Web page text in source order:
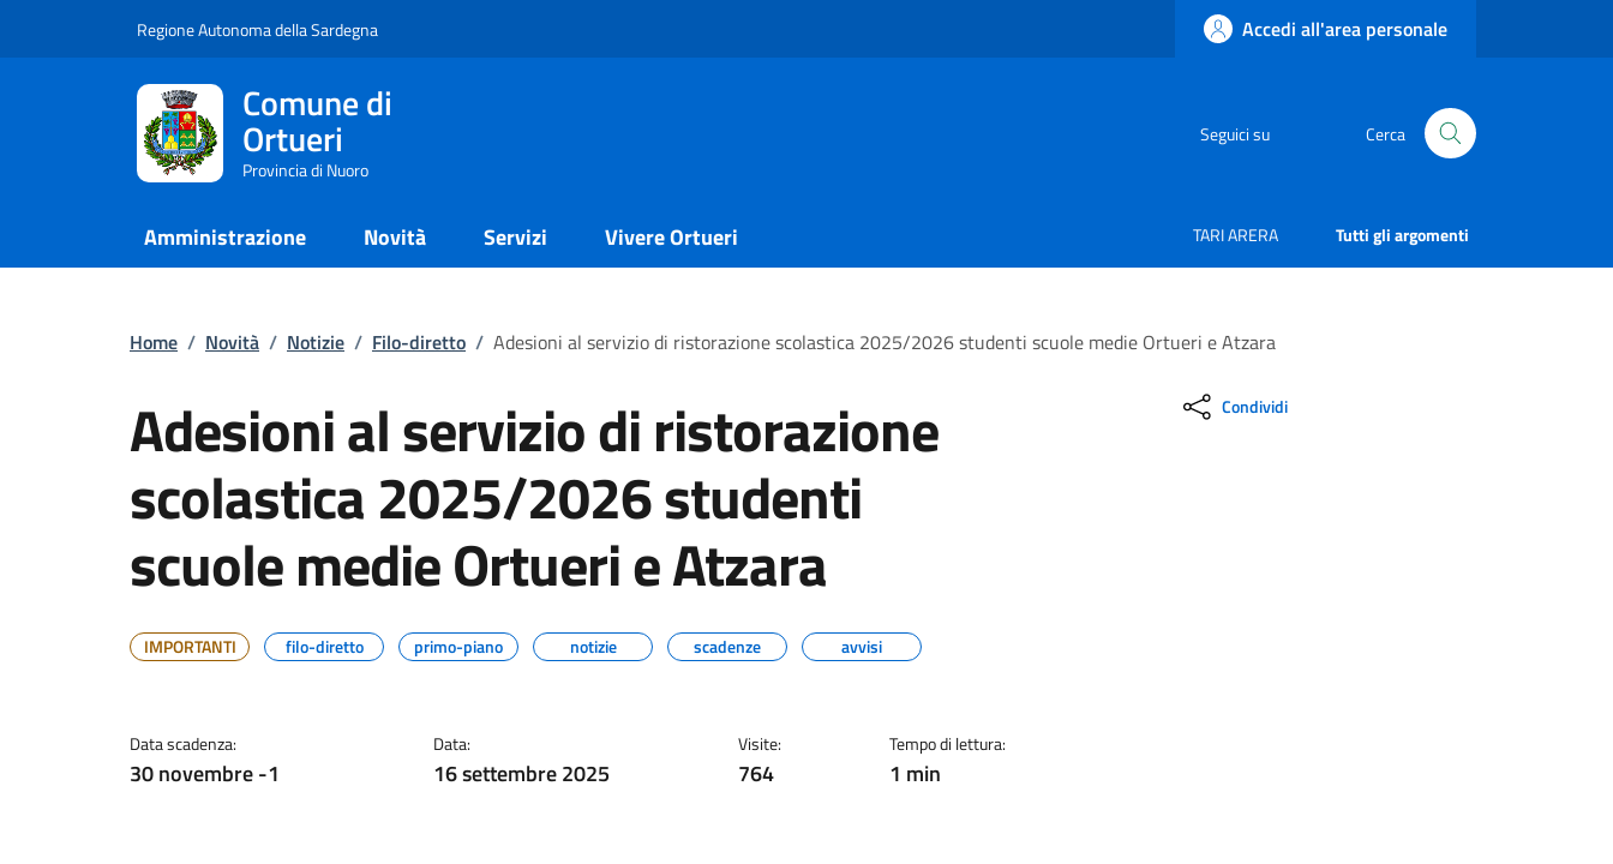
Regione Autonoma della Sardegna Accedi all'area personale
Comune di
Ortueri
Provincia di Nuoro
Seguici su Cerca
Amministrazione Novità Servizi Vivere Ortueri TARI ARERA Tutti gli argomenti
Home / Novità / Notizie / Filo-diretto / Adesioni al servizio di ristorazione scolastica 2025/2026 studenti scuole medie Ortueri e Atzara
Adesioni al servizio di ristorazione
scolastica 2025/2026 studenti
scuole medie Ortueri e Atzara
IMPORTANTI filo-diretto primo-piano notizie scadenze avvisi
Data scadenza:
30 novembre -1
Data:
16 settembre 2025
Visite:
764
Tempo di lettura:
1 min
Condividi